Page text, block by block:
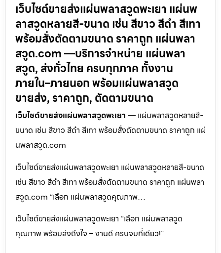
เว็บไซต์ขายส่งแผ่นพลาสวูดพะเยา แผ่นพ
ลาสวูดหลายสี-ขนาด เช่น สีขาว สีดำ สีเทา
พร้อมสั่งตัดตามขนาด ราคาถูก แผ่นพลา
สวูด.com —บริการจำหน่าย แผ่นพลา
สวูด, ส่งทั่วไทย ครบทุกภาค ทั้งงาน
ภายใน–ภายนอก พร้อมแผ่นพลาสวูด
ขายส่ง, ราคาถูก, ตัดตามขนาด
เว็บไซต์ขายส่งแผ่นพลาสวูดพะเยา — แผ่นพลาสวูดหลายสี-
ขนาด เช่น สีขาว สีดำ สีเทา พร้อมสั่งตัดตามขนาด ราคาถูก แผ่
นพลาสวูด.com
เว็บไซต์ขายส่งแผ่นพลาสวูดพะเยา แผ่นพลาสวูดหลายสี-ขนาด
เช่น สีขาว สีดำ สีเทา พร้อมสั่งตัดตามขนาด ราคาถูก แผ่นพลา
สวูด.com “เลือก แผ่นพลาสวูดคุณภาพ…
เว็บไซต์ขายส่งแผ่นพลาสวูดพะเยา “เลือก แผ่นพลาสวูด
คุณภาพ พร้อมส่งถึงใจ – งานดี ครบจบที่เดียว!”